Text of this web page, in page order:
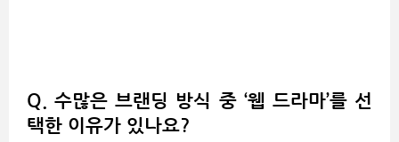
Q. 수많은 브랜딩 방식 중 ‘웹 드라마’를 선
택한 이유가 있나요?